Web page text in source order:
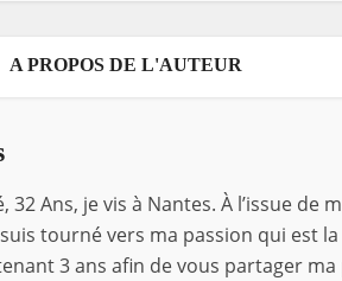
A PROPOS DE L'AUTEUR
32 Ans, je vis à Nantes. À l’issue de
tourné vers ma passion qui est
3 ans afin de vous partager